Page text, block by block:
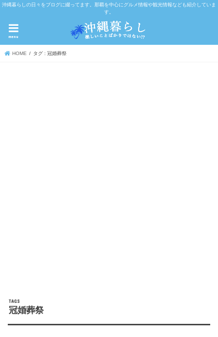
沖縄暮らしの日々をブログに綴ってます。那覇を中心にグルメ情報や観光情報なども紹介していま
す。
menu
HOME タグ : 冠婚葬祭
冠婚葬祭